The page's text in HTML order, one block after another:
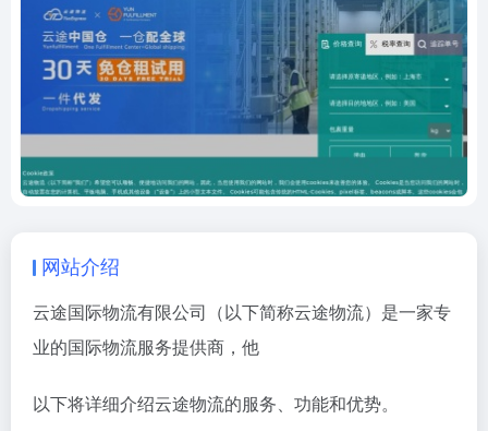
网站介绍
云途国际物流有限公司（以下简称云途物流）是一家专
业的国际物流服务提供商，他
以下将详细介绍云途物流的服务、功能和优势。